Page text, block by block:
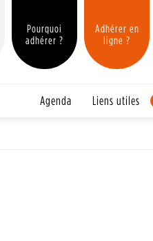
Pourquoi
adhérer ?
Adhérer en
ligne ?
Agenda Liens utiles